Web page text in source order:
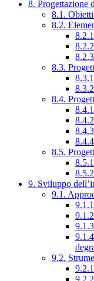
8. Progettazione
8.1.
8.2.
8.3.
8.4.
8.5.
9. Sviluppo
9.1.
9.2.